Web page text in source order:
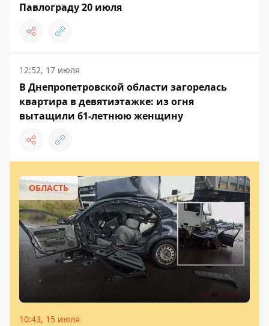
Павлограду 20 июля
12:52, 17 июля
В Днепропетровской области загорелась
квартира в девятиэтажке: из огня
вытащили 61-летнюю женщину
ОБЛАСТЬ
10:43, 15 июля